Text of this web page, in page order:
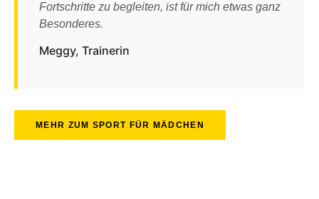
Fortschritte zu begleiten, ist für mich etwas ganz
Besonderes.
Meggy, Trainerin
MEHR ZUM SPORT FÜR MÄDCHEN